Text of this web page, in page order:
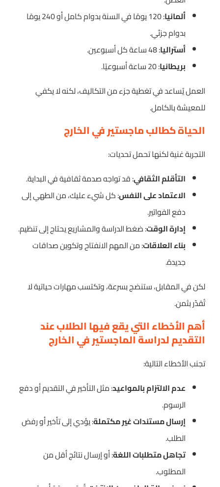
ألمانيا
: 120 يومًا في السنة بدوام كامل أو 240 يومًا
بدوام جزئي.
أستراليا: 48 ساعة كل أسبوعين.
بريطانيا: 20 ساعة أسبوعيًا.
العمل يُساعد في تغطية جزء من التكاليف، لكنه لا يكفي
للمعيشة بالكامل.
الحياة كطالب ماجستير في الخارج
التجربة غنية لكنها تحمل تحديات:
التأقلم الثقافي: قد تواجه صدمة ثقافية في البداية.
الاعتماد على النفس: كل شيء عليك، من الطهي إلى
دفع الفواتير.
إدارة الوقت: ضغط الدراسة والمشاريع يحتاج إلى تنظيم.
بناء العلاقات: من المهم الانفتاح وتكوين صداقات
جديدة.
لكن في المقابل، ستنضج بسرعة، وتكتسب مهارات حياتية لا
تُقدّر بثمن.
أهم الأخطاء التي يقع فيها الطلاب عند
التقديم لدراسة الماجستير في الخارج
تجنب الأخطاء التالية:
عدم الالتزام بالمواعيد: مثل التأخير في التقديم أو دفع
الرسوم.
إرسال مستندات غير مكتملة: يؤدي إلى تأخير أو رفض
الطلب.
تجاهل متطلبات اللغة: أو إرسال نتائج أقل من
المطلوب.